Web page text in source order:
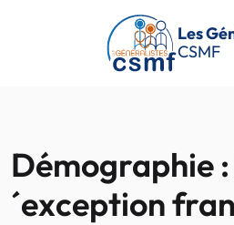
Passer au contenu principal
Les
CSMF
Démographie :
´exception